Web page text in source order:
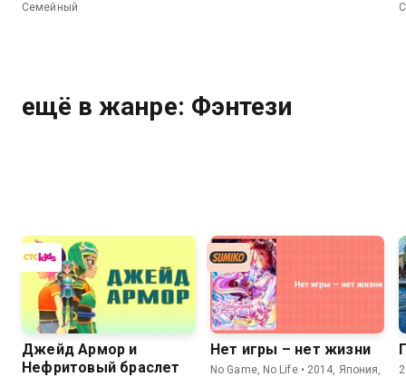
Семейный
ещё в жанре: Фэнтези
Джейд Армор и
Нефритовый браслет
Нет игры – нет жизни
No Game, No Life • 2014, Япония,